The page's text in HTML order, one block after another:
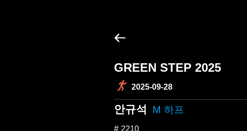
GREEN STEP 2025
2025-09-28
안규석 M 하프
2210